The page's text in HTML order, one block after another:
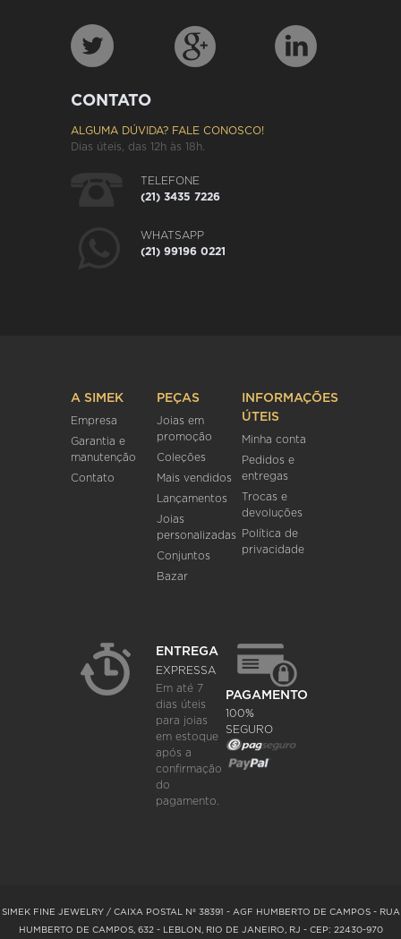
CONTATO
ALGUMA DÚVIDA? FALE CONOSCO!
Dias úteis, das 12h às 18h.
TELEFONE
(21) 3435 7226
WHATSAPP
(21) 99196 0221
A SIMEK
Empresa
Garantia e
manutenção
Contato
PEÇAS
Joias em
promoção
Coleções
Mais vendidos
Lançamentos
Joias
personalizadas
Conjuntos
Bazar
INFORMAÇÕES
ÚTEIS
Minha conta
Pedidos e
entregas
Trocas e
devoluções
Política de
privacidade
ENTREGA
EXPRESSA
Em até 7
dias úteis
para joias
em estoque
após a
confirmação
do
pagamento.
PAGAMENTO
100%
SEGURO
SIMEK FINE JEWELRY / CAIXA POSTAL Nº 38391 - AGF HUMBERTO DE CAMPOS - RUA
HUMBERTO DE CAMPOS, 632 - LEBLON, RIO DE JANEIRO, RJ - CEP: 22430-970